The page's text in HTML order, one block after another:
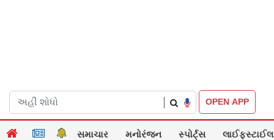
OPEN APP
સમાચાર મનોરંજન સ્પોર્ટ્સ લાઈફસ્ટાઈલ